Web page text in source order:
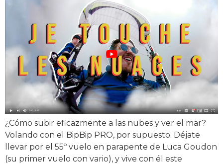
¿Cómo subir eficazmente a las nubes y ver el mar?
Volando con el BipBip PRO, por supuesto. Déjate
llevar por el 55º vuelo en parapente de Luca Goudon
(su primer vuelo con vario), y vive con él este